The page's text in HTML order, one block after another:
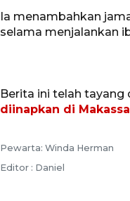
Ia menambahkan
selama menjalankan
Berita ini telah tayang
diinapkan di
Pewarta: Winda Herman
Editor : Daniel